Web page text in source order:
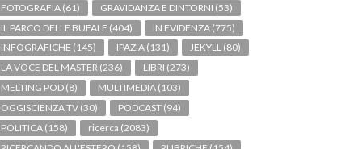
FOTOGRAFIA (61) GRAVIDANZA E DINTORNI (53)
IL PARCO DELLE BUFALE (404) IN EVIDENZA (775)
INFOGRAFICHE (145) IPAZIA (131) JEKYLL (80)
LA VOCE DEL MASTER (236) LIBRI (273)
MELTING POD (8) MULTIMEDIA (103)
OGGISCIENZA TV (30) PODCAST (94)
POLITICA (158) ricerca (2083)